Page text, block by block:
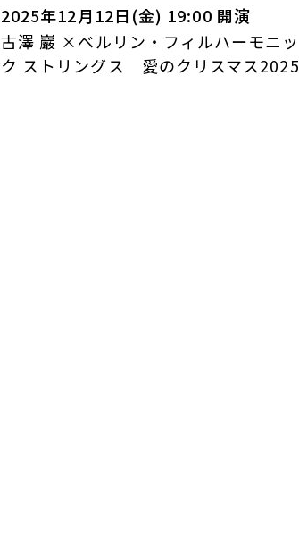
2025年12月12日(金) 19:00 開演
古澤 巖 ×ベルリン・フィルハーモニッ
ク ストリングス 愛のクリスマス2025